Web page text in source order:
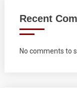
Recent
No comments to